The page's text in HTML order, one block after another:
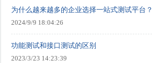
为什么越来越多的企业选择一站式测试平台？
2024/9/9 18:04:26
功能测试和接口测试的区别
2023/3/23 14:23:39